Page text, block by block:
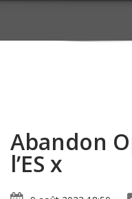
Abandon
l’ES x